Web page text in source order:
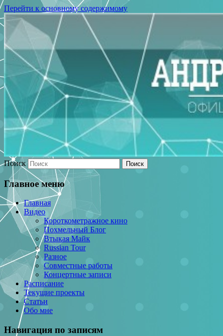
Перейти к основному содержимому
Поиск
Главное меню
Главная
Видео
Короткометражное кино
Похмельный Блог
Втыкая Майк
Russian Tour
Разное
Совместные работы
Концертные записи
Расписание
Текущие проекты
Статьи
Обо мне
Навигация по записям